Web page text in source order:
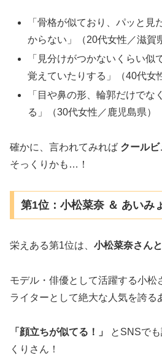
「骨格が似ており、パッと見
からない」（20代女性／滋賀
「見分けがつかないくらい似
覚えていたりする」（40代女
「目や鼻の形、輪郭だけでな
る」（30代女性／鹿児島県）
確かに、言われてみれば クール
そっくりかも…！
第1位：小松菜奈 ＆ あいみ
栄えある第1位は、 小松菜奈さん
モデル・俳優として活躍する小松
ライターとして絶大な人気を誇る
「顔立ちが似てる！」
とSNSで
くりさん！